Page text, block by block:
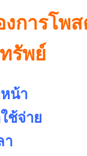
การโพ
รัพย์
น้า
ช้จ่าย
า